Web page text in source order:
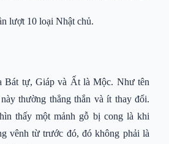
lượt 10 loại Nhật chủ.
Bát tự, Giáp và Ất là Mộc. Như tên
thường thẳng thắn và ít thay đổi.
thấy một mảnh gỗ bị cong là khi
vênh từ trước đó, đó không phải là